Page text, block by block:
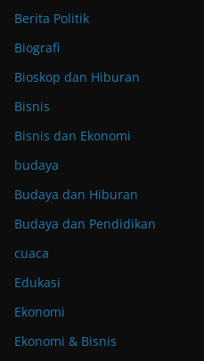
Berita Politik
Biografi
Bioskop dan Hiburan
Bisnis
Bisnis dan Ekonomi
budaya
Budaya dan Hiburan
Budaya dan Pendidikan
cuaca
Edukasi
Ekonomi
Ekonomi & Bisnis